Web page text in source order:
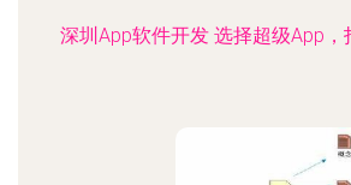
深圳App软件开发 选择超级App